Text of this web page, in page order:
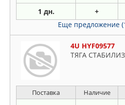
1 дн. +
Еще предложение
4U HYF09577
ТЯГА
Поставка Наличие